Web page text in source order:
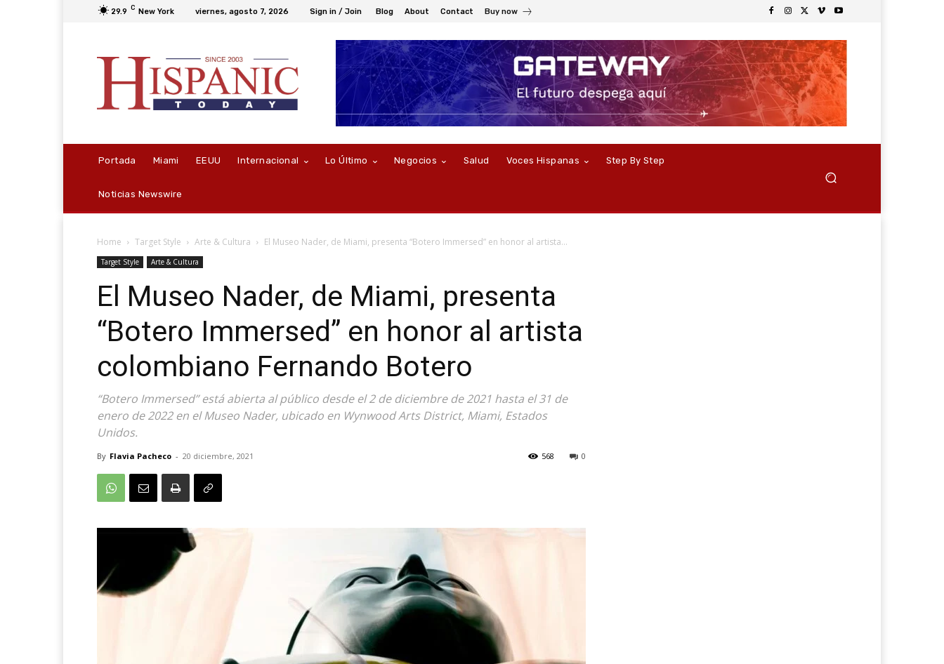
29.9 C New York viernes, agosto 7, 2026 Sign in / Join Blog About Contact Buy now
Portada Miami EEUU Internacional Lo Último Negocios Salud Voces Hispanas Step By Step
Noticias Newswire
Home Target Style Arte & Cultura El Museo Nader, de Miami, presenta “Botero Immersed” en honor al artista...
Target Style Arte & Cultura
El Museo Nader, de Miami, presenta
“Botero Immersed” en honor al artista
colombiano Fernando Botero
“Botero Immersed” está abierta al público desde el 2 de diciembre de 2021 hasta el 31 de
enero de 2022 en el Museo Nader, ubicado en Wynwood Arts District, Miami, Estados
Unidos.
By Flavia Pacheco - 20 diciembre, 2021 0
568